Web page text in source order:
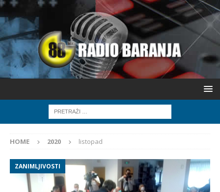
HOME 2020 listopad
ZANIMLJIVOSTI